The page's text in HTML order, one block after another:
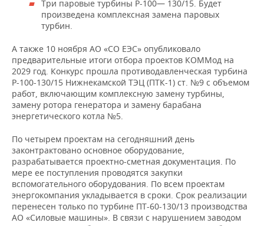
Три паровые турбины Р-100— 130/15. Будет
произведена комплексная замена паровых
турбин.
А также 10 ноября АО «СО ЕЭС» опубликовало
предварительные итоги отбора проектов КОММод на
2029 год. Конкурс прошла противодавленческая турбина
Р-100-130/15 Нижнекамской ТЭЦ (ПТК-1) ст. №9 с объемом
работ, включающим комплексную замену турбины,
замену ротора генератора и замену барабана
энергетического котла №5.
По четырем проектам на сегодняшний день
законтрактовано основное оборудование,
разрабатывается проектно-сметная документация. По
мере ее поступления проводятся закупки
вспомогательного оборудования. По всем проектам
энергокомпания укладывается в сроки. Срок реализации
перенесен только по турбине ПТ-60-130/13 производства
АО «Силовые машины». В связи с нарушением заводом